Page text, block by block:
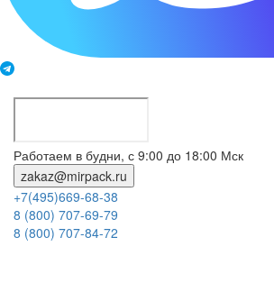
Работаем в будни, с 9:00 до 18:00 Мск
zakaz@mirpack.ru
+7(495)669-68-38
8 (800) 707-69-79
8 (800) 707-84-72